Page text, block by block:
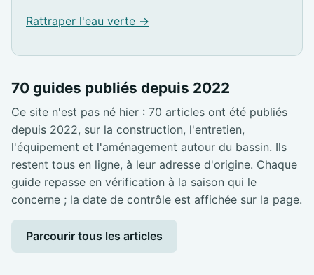
Rattraper l'eau verte →
70 guides publiés depuis 2022
Ce site n'est pas né hier : 70 articles ont été publiés
depuis 2022, sur la construction, l'entretien,
l'équipement et l'aménagement autour du bassin. Ils
restent tous en ligne, à leur adresse d'origine. Chaque
guide repasse en vérification à la saison qui le
concerne ; la date de contrôle est affichée sur la page.
Parcourir tous les articles